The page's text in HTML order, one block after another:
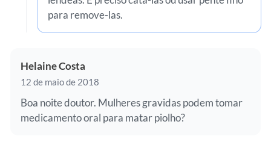
para remove-las.
Helaine Costa
12 de maio de 2018
Boa noite doutor. Mulheres gravidas podem tomar
medicamento oral para matar piolho?